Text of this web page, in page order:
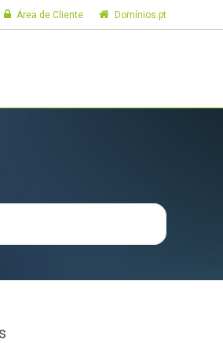
Domínios.pt
Área de Cliente